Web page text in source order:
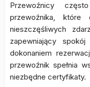
Przewoźnicy
przewoźnika, które
nieszczęśliwych
zapewniający
dokonaniem
przewoźnik spełnia
niezbędne certyfikaty.